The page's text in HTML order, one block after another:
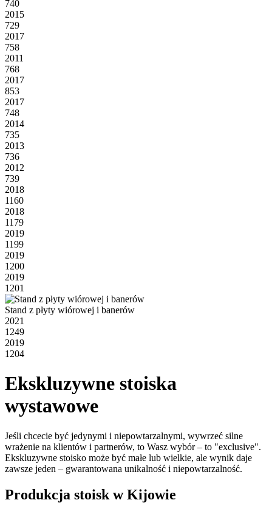
740
2015
729
2017
758
2011
768
2017
853
2017
748
2014
735
2013
736
2012
739
2018
1160
2018
1179
2019
1199
2019
1200
2019
1201
Stand z płyty wiórowej i banerów
2021
1249
2019
1204
Ekskluzywne stoiska
wystawowe
Jeśli chcecie być jedynymi i niepowtarzalnymi, wywrzeć silne
wrażenie na klientów i partnerów, to Wasz wybór – to "exclusive".
Ekskluzywne stoisko może być małe lub wielkie, ale wynik daje
zawsze jeden – gwarantowana unikalność i niepowtarzalność.
Produkcja stoisk w Kijowie